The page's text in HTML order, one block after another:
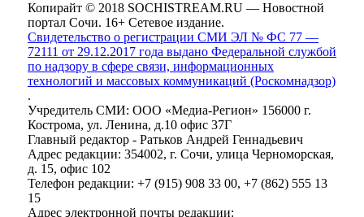
Копирайт © 2018 SOCHISTREAM.RU — Новостной
портал Сочи. 16+ Сетевое издание.
Свидетельство о регистрации СМИ ЭЛ № ФС 77 —
72111 от 29.12.2017 года выдано Федеральной службой
по надзору в сфере связи, информационных
технологий и массовых коммуникаций (Роскомнадзор)
.
Учредитель СМИ: ООО «Медиа-Регион» 156000 г.
Кострома, ул. Ленина, д.10 офис 37Г
Главный редактор - Ратьков Андрей Геннадьевич
Адрес редакции: 354002, г. Сочи, улица Черноморская,
д. 15, офис 102
Телефон редакции: +7 (915) 908 33 00, +7 (862) 555 13
15
Адрес электронной почты редакции: